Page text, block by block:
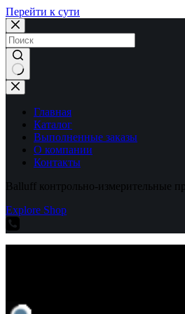
Перейти к сути
Ничего
не
найденоГлавная
Каталог
Выполненные заказы
О компании
Контакты
Balluff контрольно-измерительные
Explore Shop